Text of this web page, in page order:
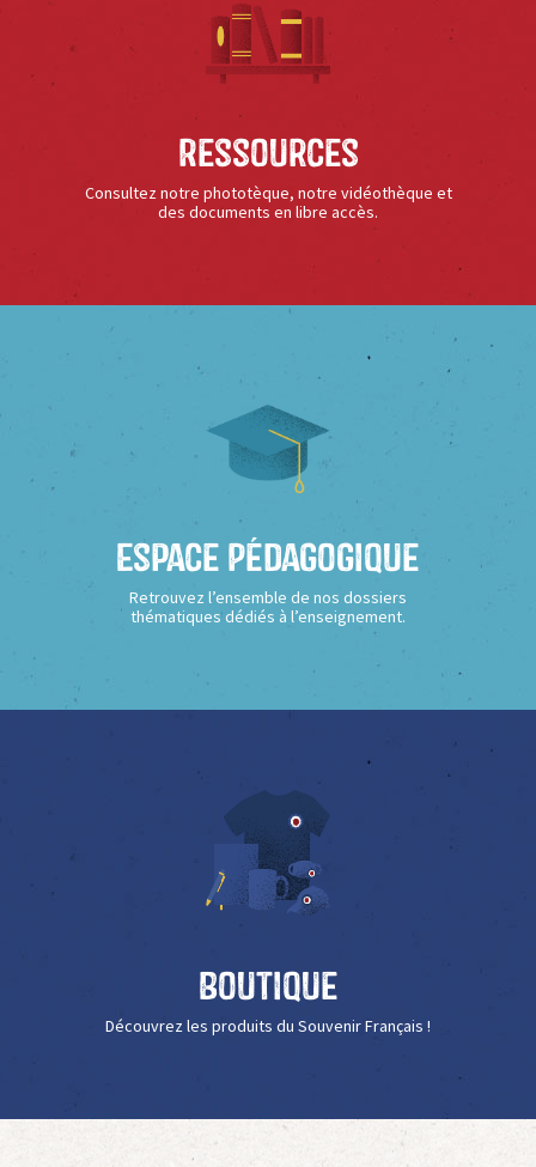
Ressources
Consultez notre phototèque, notre vidéothèque et
des documents en libre accès.
Espace Pédagogique
Retrouvez l’ensemble de nos dossiers
thématiques dédiés à l’enseignement.
Boutique
Découvrez les produits du Souvenir Français !